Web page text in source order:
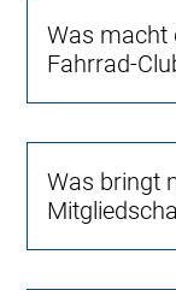
Was macht
Fahrrad-
Was bringt